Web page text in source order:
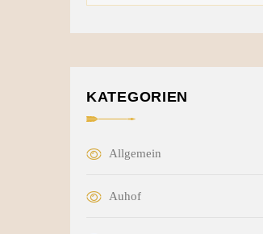
KATEGORIEN
Allgemein
Auhof